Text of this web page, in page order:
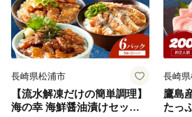
長崎県松浦市
【流水解凍だけの簡単調理】
海の幸 海鮮醤油漬けセット
長崎
鷹島
たっ